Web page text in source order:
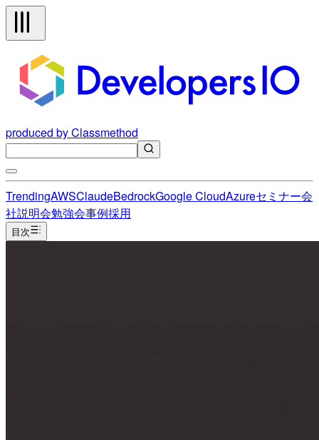
produced by Classmethod
TrendingAWSClaudeBedrockGoogle CloudAzureセミナー会
社説明会勉強会事例採用
目次